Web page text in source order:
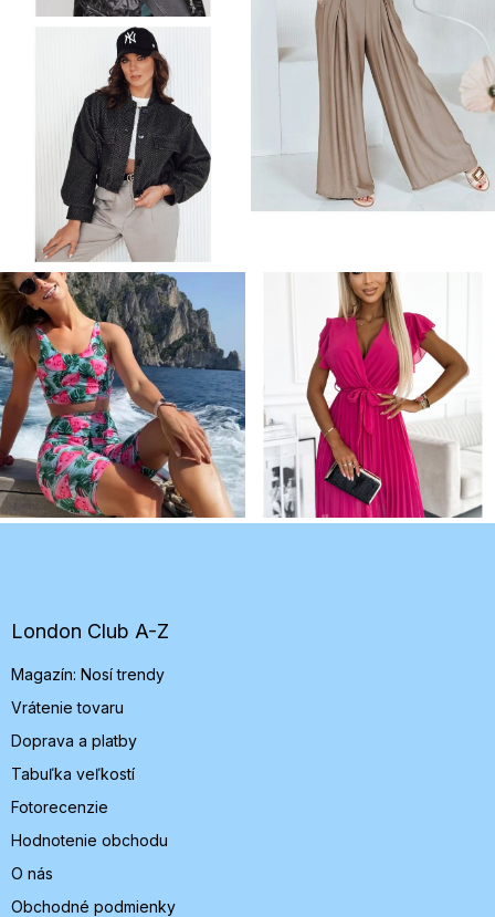
e
London Club A-Z
Magazín: Nosí trendy
Vrátenie tovaru
Doprava a platby
Tabuľka veľkostí
Fotorecenzie
Hodnotenie obchodu
O nás
Obchodné podmienky